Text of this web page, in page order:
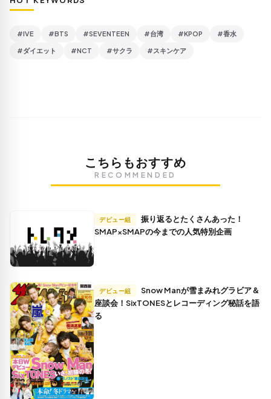
#IVE #BTS #SEVENTEEN #台湾 #KPOP #香水
#ダイエット #NCT #サクラ #スキンケア
こちらもおすすめ
RECOMMENDED
デビュー組
SMAP×SMAPの今までの人気特別企画
デビュー組
座談会！SixTONESとレコーディング秘話を語
る